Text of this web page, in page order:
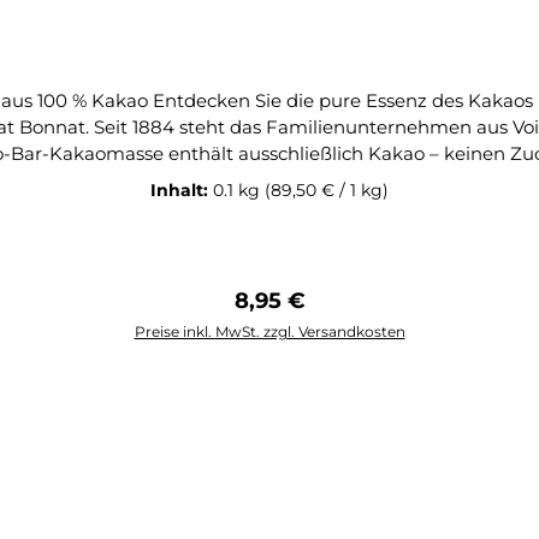
100 % Kakao Entdecken Sie die pure Essenz des
Bonnat. Seit 1884 steht das Familienunternehmen aus
Kakaomasse enthält ausschließlich Kakao – keinen
sorgfältig verarbeitet, ergeben eine Tafel von
besticht durch ihren kräftigen, vollen
Manufaktur verarbeitet • Kräftiges, intensives
in Frankreich seit 1884ZutatenKakaomasse
Inhalt: 0.1 kg (89,50 € / 1 kg)
Regulärer Preis:
8,95 €
Preise inkl. MwSt. zzgl. Versandkosten